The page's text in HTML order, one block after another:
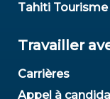
Tahiti
Travailler
Carrières
Appel à